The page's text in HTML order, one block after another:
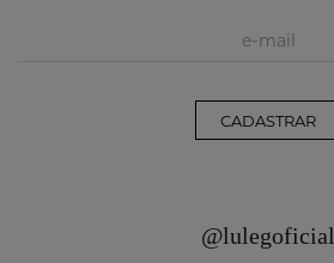
CADASTRAR
@lulegoficial